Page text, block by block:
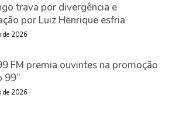
trava por divergência e
por Luiz Henrique esfria
de 2026
FM premia ouvintes na promoção
99”
de 2026